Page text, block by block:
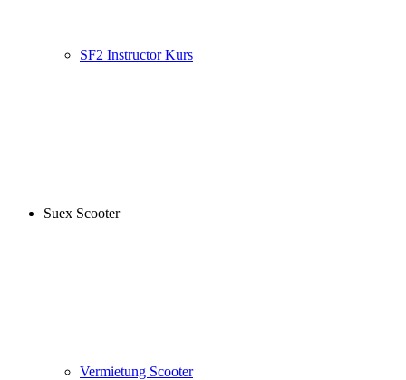
SF2 Instructor Kurs
Suex Scooter
Vermietung Scooter